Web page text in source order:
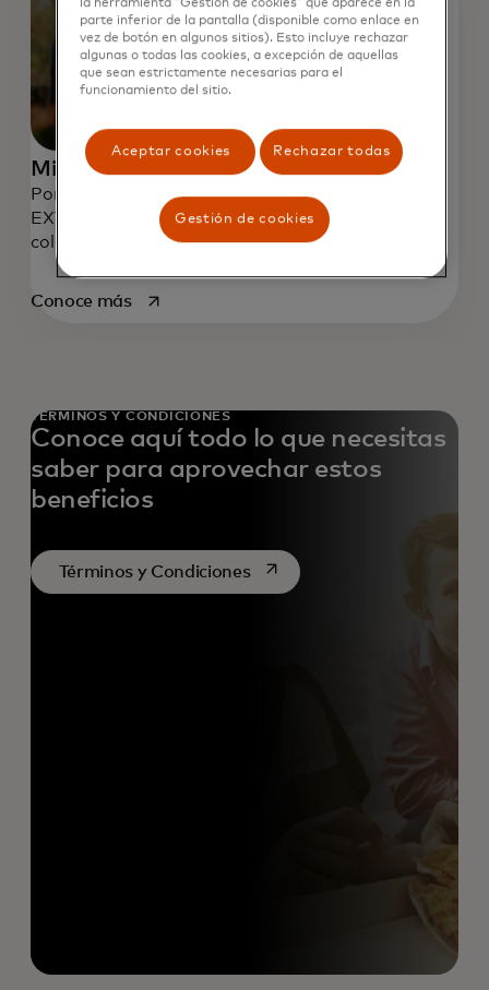
Mi comisariato
Por cada 10 USD de compras, recibe un sticker
EXTRA para completar la cartilla de
coleccionables.
Conoce másse abre en una pestaña nueva
TÉRMINOS Y CONDICIONES
Conoce aquí todo lo que necesitas
saber para aprovechar estos
beneficios
Términos y Condicionesse abre en una pestaña
la herramienta “Gestión de cookies” que aparece en la
parte inferior de la pantalla (disponible como enlace en
vez de botón en algunos sitios). Esto incluye rechazar
algunas o todas las cookies, a excepción de aquellas
que sean estrictamente necesarias para el
funcionamiento del sitio.
Aceptar cookies Rechazar todas
Gestión de cookies